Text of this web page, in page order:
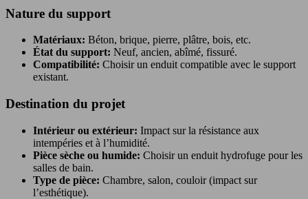
Nature du support
Matériaux: Béton, brique, pierre, plâtre, bois, etc.
État du support: Neuf, ancien, abîmé, fissuré.
Compatibilité: Choisir un enduit compatible avec le support
existant.
Destination du projet
Intérieur ou extérieur: Impact sur la résistance aux
intempéries et à l’humidité.
Pièce sèche ou humide: Choisir un enduit hydrofuge pour les
salles de bain.
Type de pièce: Chambre, salon, couloir (impact sur
l’esthétique).